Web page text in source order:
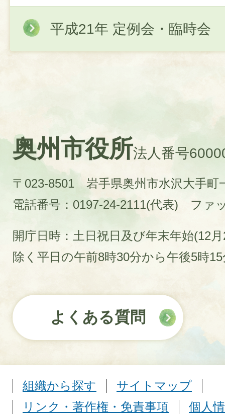
平成21年 定例会・臨時会
奥州市役所法人番号
〒023-8501 岩手県奥州市水沢大手町
電話番号：0197-24-2111(代表)
ファ
開庁日時：土日祝日及び年末年始(12
除く平日の午前8時30分から午後5時
よくある質問
組織から探す
サイトマップ
リンク・著作権・免責事項
個人